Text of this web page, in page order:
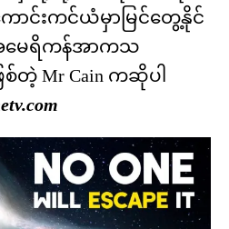
ောင်းကင်ယံမှာမြင်တွေ့နိုင်
မေရိကန်အာကသ
တဲ့ Mr Cain ကဆိုပါ